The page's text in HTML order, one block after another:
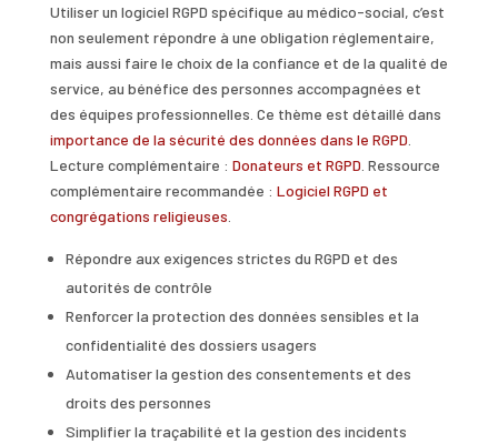
Utiliser un logiciel RGPD spécifique au médico-social, c’est
non seulement répondre à une obligation réglementaire,
mais aussi faire le choix de la confiance et de la qualité de
service, au bénéfice des personnes accompagnées et
des équipes professionnelles. Ce thème est détaillé dans
importance de la sécurité des données dans le RGPD
Lecture complémentaire : Donateurs et RGPD . Ressource
complémentaire recommandée : Logiciel RGPD et
congrégations religieuses
Répondre aux exigences strictes du RGPD et des
autorités de contrôle
Renforcer la protection des données sensibles et la
confidentialité des dossiers usagers
Automatiser la gestion des consentements et des
droits des personnes
Simplifier la traçabilité et la gestion des incidents